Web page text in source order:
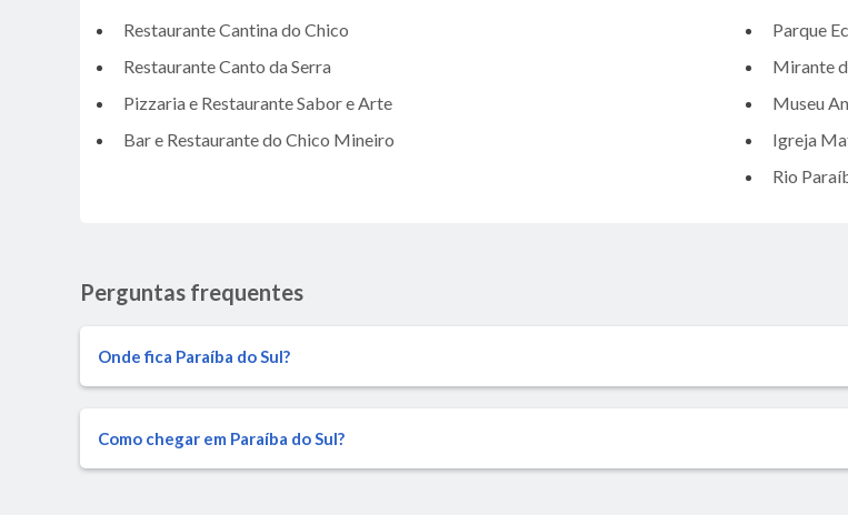
Restaurante Cantina do Chico
Restaurante Canto da Serra
Pizzaria e Restaurante Sabor e Arte
Bar e Restaurante do Chico Mineiro
Parque
Mirante
Museu
Igreja
Rio
Perguntas frequentes
Onde fica Paraíba do Sul?
Como chegar em Paraíba do Sul?